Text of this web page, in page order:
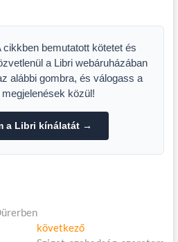
cikkben bemutatott kötetet és
a Libri webáruházában
alábbi gombra, és válogass a
közül!
a Libri kínálatát →
következőKövetkező